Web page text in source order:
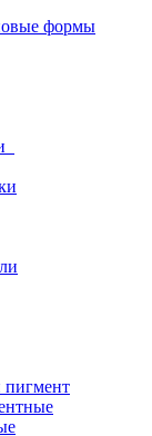
формы
пигмент